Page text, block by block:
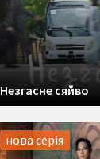
Незгасне сяйво
нова серія